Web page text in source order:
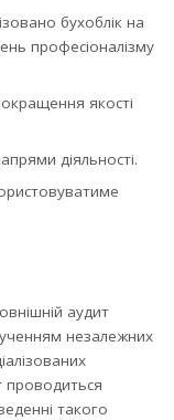
бухоблік на
професіоналізму
якості
діяльності.
аудит
незалежних
проводиться
такого